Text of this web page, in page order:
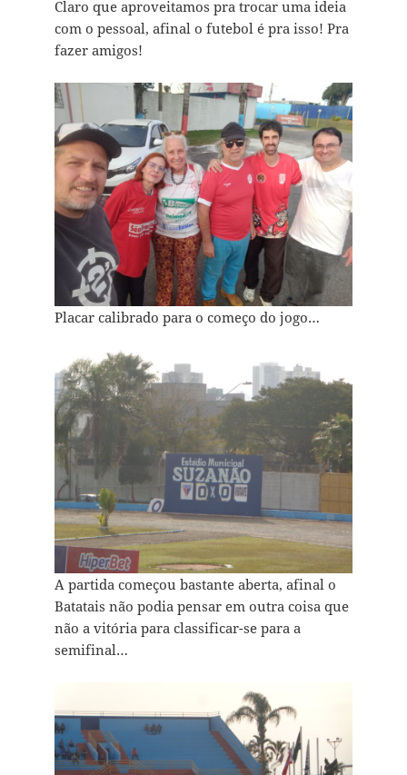
Claro que aproveitamos pra trocar uma ideia
com o pessoal, afinal o futebol é pra isso! Pra
fazer amigos!
Placar calibrado para o começo do jogo…
A partida começou bastante aberta, afinal o
Batatais não podia pensar em outra coisa que
não a vitória para classificar-se para a
semifinal…